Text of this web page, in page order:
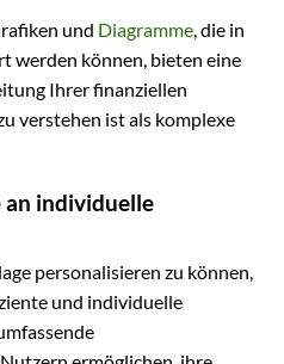
und Diagramme, die in
werden können, bieten eine
Ihrer finanziellen
verstehen ist als komplexe
an individuelle
personalisieren zu können,
und individuelle